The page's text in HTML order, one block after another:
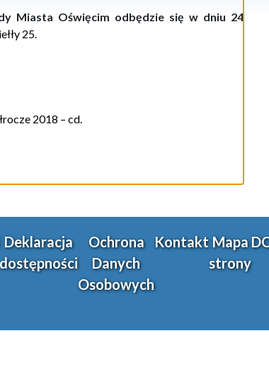
Miasta Oświęcim odbędzie się w dniu 24
25.
2018 – cd.
Deklaracja
dostępności
Ochrona
Danych
Osobowych
Kontakt Mapa
strony